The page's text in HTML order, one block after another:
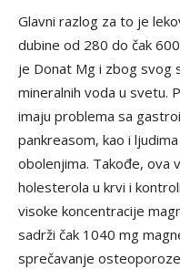
Glavni razlog za to je
dubine od 280 do čak
je Donat Mg i zbog svog
mineralnih voda u svetu.
imaju problema sa
pankreasom, kao i
obolenjima. Takođe, ova
holesterola u krvi i
visoke koncentracije
sadrži čak 1040 mg
sprečavanje